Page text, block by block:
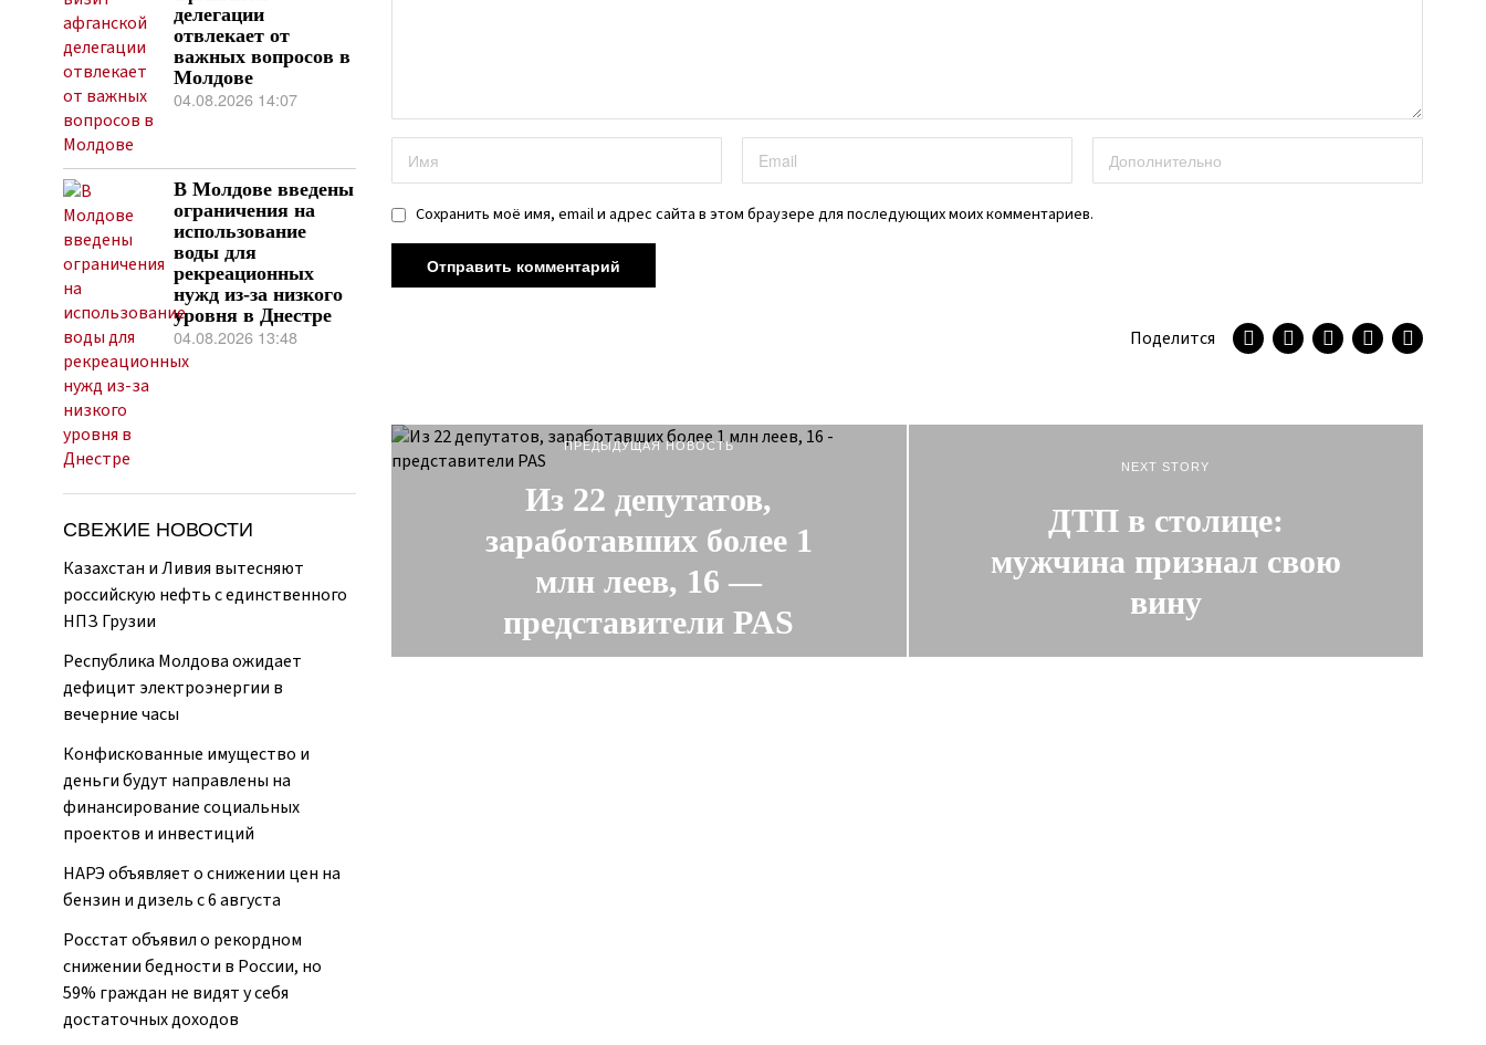
Сохранить моё имя, email и адрес сайта в этом браузере для последующих моих комментариев.
Поделится
ПРЕДЫДУЩАЯ НОВОСТЬ
Из 22 депутатов,
заработавших более 1
млн леев, 16 —
представители PAS
NEXT STORY
ДТП в столице:
мужчина признал свою
вину
делегации
отвлекает от
важных вопросов в
Молдове
04.08.2026 14:07
В Молдове введены
ограничения на
использование
воды для
рекреационных
нужд из-за низкого
уровня в Днестре
04.08.2026 13:48
СВЕЖИЕ НОВОСТИ
Казахстан и Ливия вытесняют
российскую нефть с единственного
НПЗ Грузии
Республика Молдова ожидает
дефицит электроэнергии в
вечерние часы
Конфискованные имущество и
деньги будут направлены на
финансирование социальных
проектов и инвестиций
НАРЭ объявляет о снижении цен на
бензин и дизель с 6 августа
Росстат объявил о рекордном
снижении бедности в России, но
59% граждан не видят у себя
достаточных доходов